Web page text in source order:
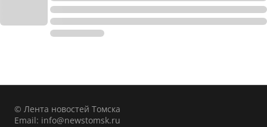
© Лента новостей Томска
Email: info@newstomsk.ru